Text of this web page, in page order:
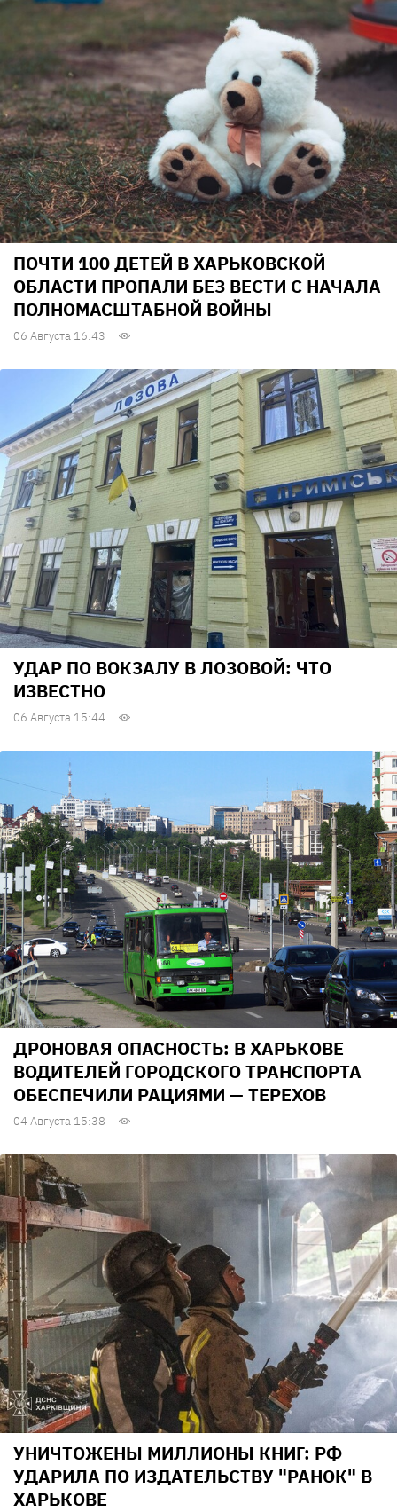
ПОЧТИ 100 ДЕТЕЙ В ХАРЬКОВСКОЙ
ОБЛАСТИ ПРОПАЛИ БЕЗ ВЕСТИ С НАЧАЛА
ПОЛНОМАСШТАБНОЙ ВОЙНЫ
06 Августа 16:43
УДАР ПО ВОКЗАЛУ В ЛОЗОВОЙ: ЧТО
ИЗВЕСТНО
06 Августа 15:44
ДРОНОВАЯ ОПАСНОСТЬ: В ХАРЬКОВЕ
ВОДИТЕЛЕЙ ГОРОДСКОГО ТРАНСПОРТА
ОБЕСПЕЧИЛИ РАЦИЯМИ — ТЕРЕХОВ
04 Августа 15:38
УНИЧТОЖЕНЫ МИЛЛИОНЫ КНИГ: РФ
УДАРИЛА ПО ИЗДАТЕЛЬСТВУ "РАНОК" В
ХАРЬКОВЕ